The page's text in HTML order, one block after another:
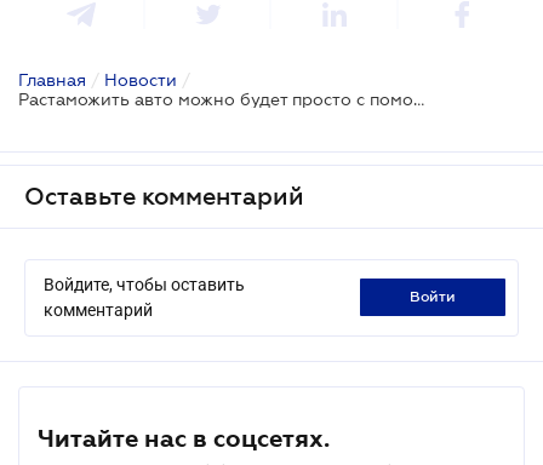
Главная / Новости /
Растаможить авто можно будет просто с помощью смартфона - Премьер-министр
Оставьте комментарий
Войдите, чтобы оставить
комментарий
войти
Читайте нас в соцсетях.